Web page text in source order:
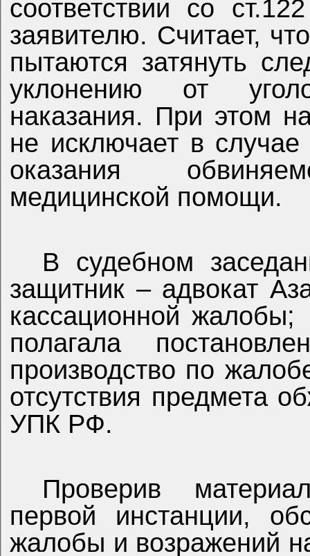
соответствии со
заявителю. Считает,
пытаются затянуть
уклонению от
наказания. При этом
не исключает в
оказания
медицинской помощи.
В судебном
защитник – адвокат
кассационной жалобы;
полагала
производство по
отсутствия предмета
УПК РФ.
Проверив
первой инстанции,
жалобы и возражений